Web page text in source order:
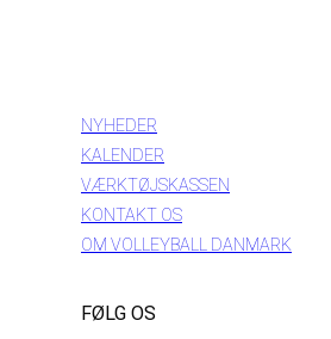
NYHEDER
KALENDER
VÆRKTØJSKASSEN
KONTAKT OS
OM VOLLEYBALL DANMARK
FØLG OS